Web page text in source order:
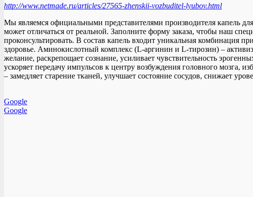
http://www.netmade.ru/articles/27565-zhenskii-vozbuditel-lyubov.html
Мы являемся официальными представителями производителя капель
может отличаться от реальной. Заполните форму заказа, чтобы наш
проконсультировать. В состав капель входит уникальная
здоровье. Аминокислотный комплекс (L-аргинин и L-тирозин) –
желание, раскрепощает сознание, усиливает чувствительность
ускоряет передачу импульсов к центру возбуждения головного мозга,
– замедляет старение тканей, улучшает состояние сосудов, снижает
Google
Google